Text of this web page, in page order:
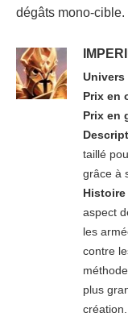
dégâts mono-cible.
Univers
Prix en
Prix en
taillé
grâce à
Histoire
aspect
les
contre
plus
création.